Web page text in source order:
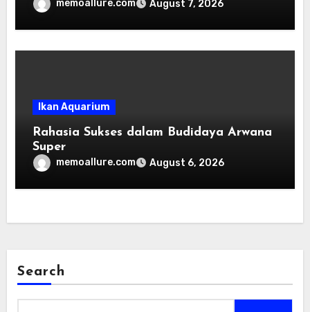
memoallure.com August 7, 2026
Ikan Aquarium
Rahasia Sukses dalam Budidaya Arwana
Super
memoallure.com August 6, 2026
Search